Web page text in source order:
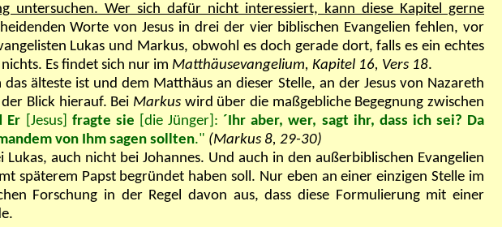
untersuchen. Wer sich dafür nicht interessiert, kann diese Kapitel gerne
Worte von Jesus in drei der vier biblischen Evangelien fehlen, vor
Lukas und Markus, obwohl es doch gerade dort, falls es ein echtes
Es findet sich nur im Matthäusevangelium, Kapitel 16, Vers 18.
älteste ist und dem Matthäus an dieser Stelle, an der Jesus von Nazareth
Blick hierauf. Bei Markuswird über die maßgebliche Begegnung zwischen
Er [Jesus] fragte sie [die Jünger]: ´Ihr aber, wer, sagt ihr, dass ich sei? Da
von Ihm sagen sollten." (Markus 8, 29-30)
auch nicht bei Johannes. Und auch in den außerbiblischen Evangelien
späterem Papst begründet haben soll. Nur eben an einer einzigen Stelle im
Forschung in der Regel davon aus, dass diese Formulierung mit einer